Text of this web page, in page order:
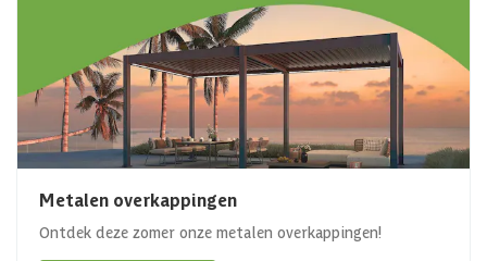
Metalen overkappingen
Ontdek deze zomer onze metalen overkappingen!